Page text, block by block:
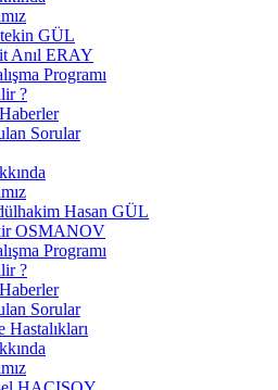
GÜL
Anıl ERAY
Programı
?
Sorular
Hasan GÜL
OSMANOV
Programı
?
Sorular
Hastalıkları